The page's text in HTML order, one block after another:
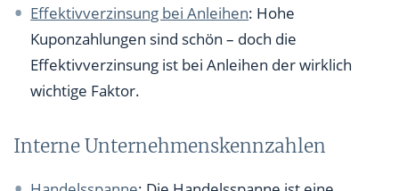
Effektivverzinsung bei Anleihen: Hohe
Kuponzahlungen sind schön – doch die
Effektivverzinsung ist bei Anleihen der wirklich
wichtige Faktor.
Interne Unternehmenskennzahlen